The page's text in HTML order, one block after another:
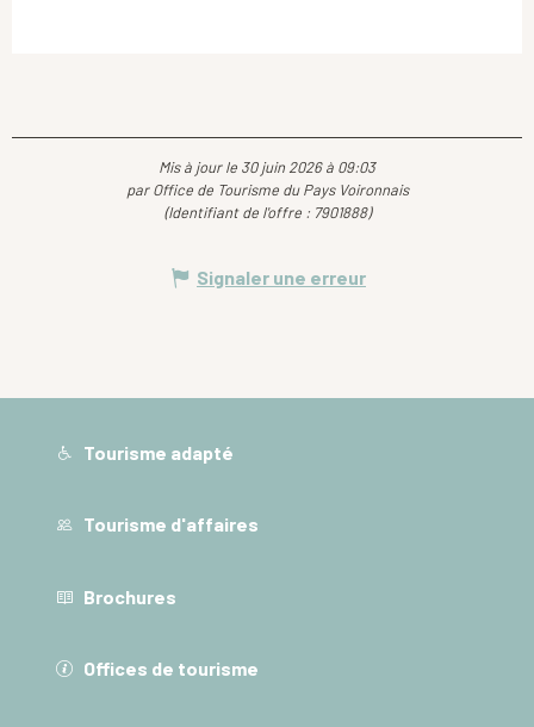
Mis à jour le 30 juin 2026 à 09:03
par Office de Tourisme du Pays Voironnais
(Identifiant de l'offre : 7901888)
Signaler une erreur
Tourisme adapté
Tourisme d'affaires
Brochures
Offices de tourisme